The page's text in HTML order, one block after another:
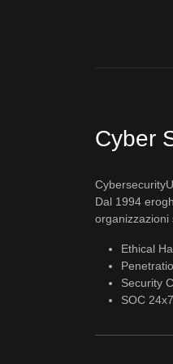
Cyber
Dal 1994
organizzazioni
Ethical
Security
SOC 24x7